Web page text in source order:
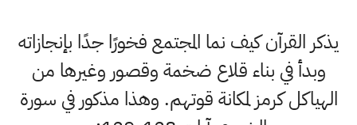
يذكر القرآن كيف نما المجتمع فخورًا جدًا بإنجازاته
وبدأ في بناء قلاع ضخمة وقصور وغيرها من
الهياكل كرمز لمكانة قوتهم. وهذا مذكور في سورة